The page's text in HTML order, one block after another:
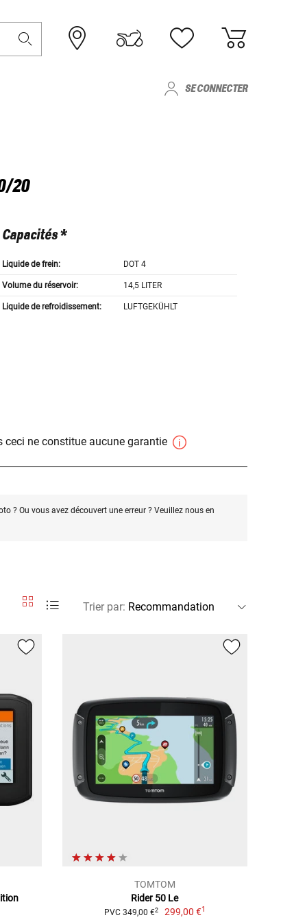
SE CONNECTER
20
Capacités *
Liquide de frein: DOT 4
Volume du réservoir: 14,5 LITER
Liquide de refroidissement: LUFTGEKÜHLT
ne constitue aucune garantie
? Ou vous avez découvert une erreur ? Veuillez nous en
Trier par:
TOMTOM
Rider 50 Le
PVC 349,00 €2 299,00 €1